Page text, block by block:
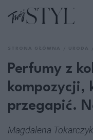
Perfumy z
kompozycji,
przegapić.
Magdalena Tokarczyk